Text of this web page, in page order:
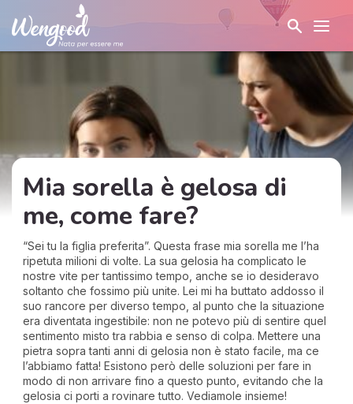
Mia sorella è gelosa di
me, come fare?
“Sei tu la figlia preferita”. Questa frase mia sorella me l’ha
ripetuta milioni di volte. La sua gelosia ha complicato le
nostre vite per tantissimo tempo, anche se io desideravo
soltanto che fossimo più unite. Lei mi ha buttato addosso il
suo rancore per diverso tempo, al punto che la situazione
era diventata ingestibile: non ne potevo più di sentire quel
sentimento misto tra rabbia e senso di colpa. Mettere una
pietra sopra tanti anni di gelosia non è stato facile, ma ce
l’abbiamo fatta! Esistono però delle soluzioni per fare in
modo di non arrivare fino a questo punto, evitando che la
gelosia ci porti a rovinare tutto. Vediamole insieme!